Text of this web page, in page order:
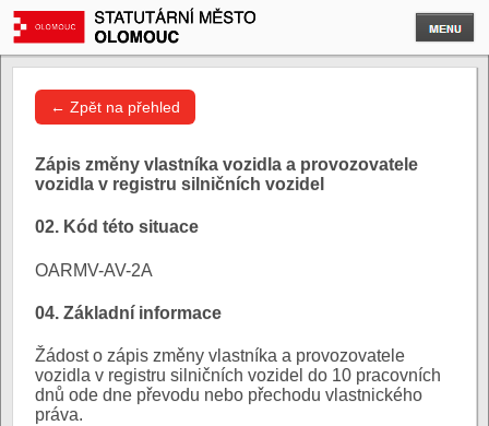
← Zpět na přehled
Zápis změny vlastníka vozidla a provozovatele
vozidla v registru silničních vozidel
02. Kód této situace
OARMV-AV-2A
04. Základní informace
Žádost o zápis změny vlastníka a provozovatele
vozidla v registru silničních vozidel do 10 pracovních
dnů ode dne převodu nebo přechodu vlastnického
práva.